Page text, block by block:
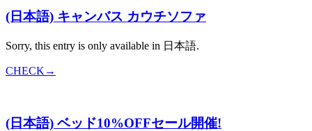
(日本語) キャンバス カウチソファ
Sorry, this entry is only available in 日本語.
CHECK→
(日本語) ベッド10%OFFセール開催!